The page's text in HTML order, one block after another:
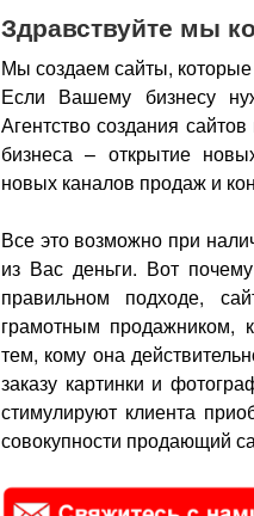
Здравствуйте мы
Мы создаем сайты,
Если Вашему бизнесу
Агентство создания
бизнеса – открытие
новых каналов продаж и
Все это возможно при
из Вас деньги. Вот
правильном подходе,
грамотным продажником,
тем, кому она
заказу картинки и
стимулируют клиента
совокупности продающий